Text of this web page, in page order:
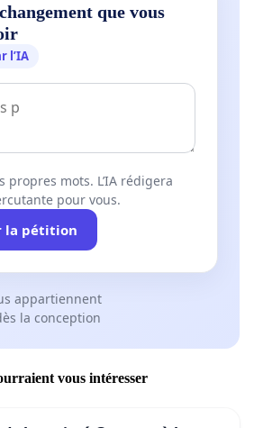
Engie, Holcim ou
de solliciter des extensions
à l'avenir.
que vous
l’IA
propres mots. L’IA rédigera
pour vous.
la pétition
appartiennent
la conception
vous intéresser